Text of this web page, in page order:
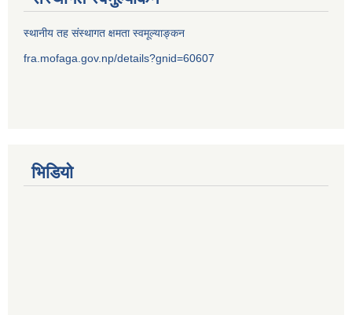
स्थानीय तह संस्थागत क्षमता स्वमूल्याङ्कन
fra.mofaga.gov.np/details?gnid=60607
भिडियो